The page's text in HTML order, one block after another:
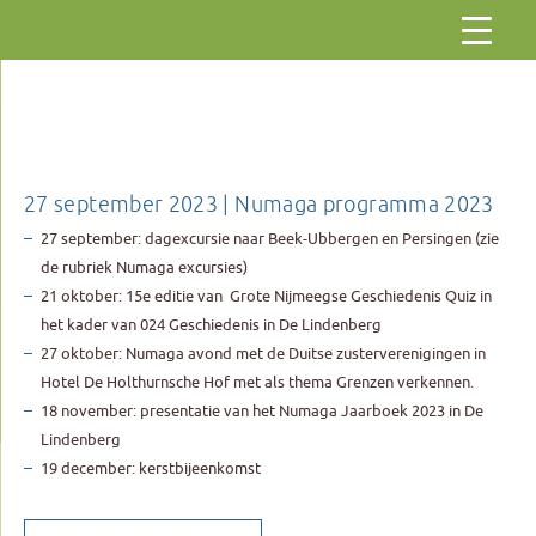
27 september 2023 | Numaga programma 2023
27 september: dagexcursie naar Beek-Ubbergen en Persingen (zie
de rubriek Numaga excursies)
21 oktober: 15e editie van Grote Nijmeegse Geschiedenis Quiz in
het kader van 024 Geschiedenis in De Lindenberg
27 oktober: Numaga avond met de Duitse zusterverenigingen in
Hotel De Holthurnsche Hof met als thema Grenzen verkennen.
18 november: presentatie van het Numaga Jaarboek 2023 in De
Lindenberg
19 december: kerstbijeenkomst